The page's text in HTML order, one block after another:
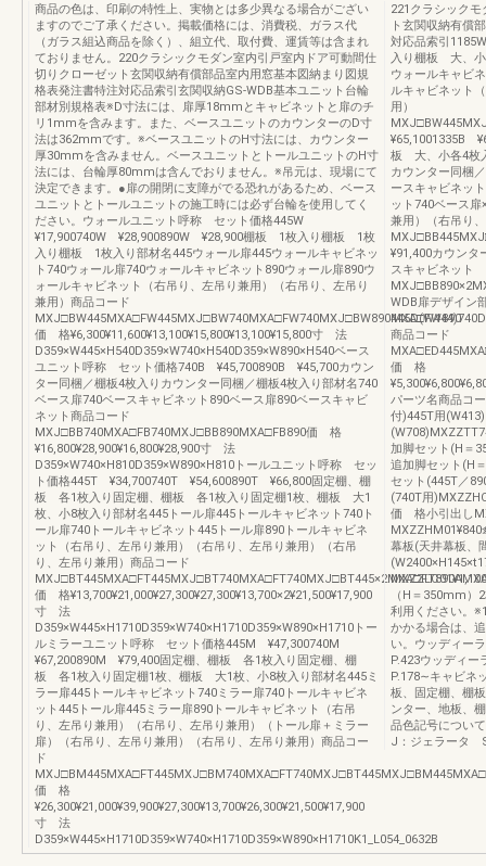
商品の色は、印刷の特性上、実物とは多少異なる場合がござい
ますのでご了承ください。掲載価格には、消費税、ガラス代
（ガラス組込商品を除く）、組立代、取付費、運賃等は含まれ
ておりません。220クラシックモダン室内引戸室内ドア可動間仕
切りクローゼット玄関収納有償部品室内用窓基本図納まり図規
格表発注書特注対応品索引玄関収納GS-WDB基本ユニット台輪
部材別規格表※D寸法には、扉厚18mmとキャビネットと扉のチ
リ1mmを含みます。また、ベースユニットのカウンターのD寸
法は362mmです。※ベースユニットのH寸法には、カウンター
厚30mmを含みません。ベースユニットとトールユニットのH寸
法には、台輪厚80mmは含んでおりません。※吊元は、現場にて
決定できます。●扉の開閉に支障がでる恐れがあるため、ベース
ユニットとトールユニットの施工時には必ず台輪を使用してく
ださい。ウォールユニット呼称 セット価格445W
¥17,900740W ¥28,900890W ¥28,900棚板 1枚入り棚板 1枚
入り棚板 1枚入り部材名445ウォール扉445ウォールキャビネッ
ト740ウォール扉740ウォールキャビネット890ウォール扉890ウ
ォールキャビネット（右吊り、左吊り兼用）（右吊り、左吊り
兼用）商品コード
MXJ□BW445MXA□FW445MXJ□BW740MXA□FW740MXJ□BW890MXA□FW890
価 格¥6,300¥11,600¥13,100¥15,800¥13,100¥15,800寸 法
D359×W445×H540D359×W740×H540D359×W890×H540ベース
ユニット呼称 セット価格740B ¥45,700890B ¥45,700カウン
ター同梱／棚板4枚入りカウンター同梱／棚板4枚入り部材名740
ベース扉740ベースキャビネット890ベース扉890ベースキャビ
ネット商品コード
MXJ□BB740MXA□FB740MXJ□BB890MXA□FB890価 格
¥16,800¥28,900¥16,800¥28,900寸 法
D359×W740×H810D359×W890×H810トールユニット呼称 セッ
ト価格445T ¥34,700740T ¥54,600890T ¥66,800固定棚、棚
板 各1枚入り固定棚、棚板 各1枚入り固定棚1枚、棚板 大1
枚、小8枚入り部材名445トール扉445トールキャビネット740ト
ール扉740トールキャビネット445トール扉890トールキャビネ
ット（右吊り、左吊り兼用）（右吊り、左吊り兼用）（右吊
り、左吊り兼用）商品コード
価 格¥13,700¥21,000¥27,300¥27,300¥13,700×2¥21,500¥17,900
寸 法
D359×W445×H1710D359×W740×H1710D359×W890×H1710トー
ルミラーユニット呼称 セット価格445M ¥47,300740M
¥67,200890M ¥79,400固定棚、棚板 各1枚入り固定棚、棚
板 各1枚入り固定棚1枚、棚板 大1枚、小8枚入り部材名445ミ
ラー扉445トールキャビネット740ミラー扉740トールキャビネ
ット445トール扉445ミラー扉890トールキャビネット（右吊
り、左吊り兼用）（右吊り、左吊り兼用）（トール扉＋ミラー
扉）（右吊り、左吊り兼用）（右吊り、左吊り兼用）商品コー
ド
価 格
¥26,300¥21,000¥39,900¥27,300¥13,700¥26,300¥21,500¥17,900
寸 法
D359×W445×H1710D359×W740×H1710D359×W890×H1710K1_L054_0632B
221クラシック
ト玄関収納有償
対応品索引
入り棚板 大、小
ウォールキャビ
ルキャビネット
用）
¥65,1001335B
板 大、小各4枚
カウンター同梱
ースキャビネッ
ット740ベース
兼用）（右吊り
¥91,400カウンタ
スキャビネット
WDB扉デザイン
商品コード
価 格
パーツ名商品コ
付)445T用
加脚セット(H＝
追加脚セット(H
セット(445T／
(740T用
価 格小引出し
MXZZHM01¥840
幕板(天井幕板、
（H＝350mm）
利用ください。
かかる場合は、
い。ウッディー
P.423ウッディー
P.178∼キャビネ
板、固定棚、棚
ンター、地板、
品色記号につい
J：ジェラータ